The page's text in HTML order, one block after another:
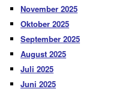
November 2025
Oktober 2025
September 2025
August 2025
Juli 2025
Juni 2025